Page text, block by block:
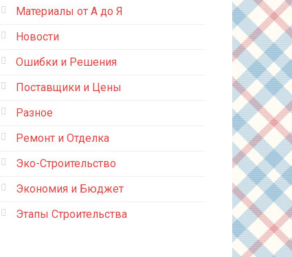
Материалы от А до Я
Новости
Ошибки и Решения
Поставщики и Цены
Разное
Ремонт и Отделка
Эко-Строительство
Экономия и Бюджет
Этапы Строительства